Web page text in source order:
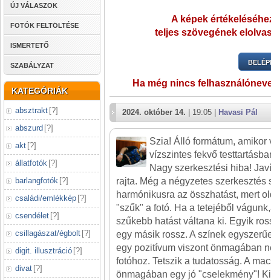
ÚJ VÁLASZOK
FOTÓK FELTÖLTÉSE
ISMERTETŐ
SZABÁLYZAT
KATEGÓRIÁK
absztrakt [?]
abszurd [?]
akt [?]
állatfotók [?]
barlangfotók [?]
családi/emlékkép [?]
csendélet [?]
csillagászat/égbolt [?]
digit. illusztráció [?]
divat [?]
A képek
teljes szövegének
Ha még nincs
2024. október 14. | 19:05 | Havasi Pál
Szia! Álló formátum, amikor
vízszintes fekvő
Nagy szerkesztési hiba!
rajta. Még a négyzetes szerkesztés
harmónikusra az összhatást, mert
"szűk" a fotó. Ha a tetejéből
szűkebb hatást váltana ki. Egyik
egy másik rossz. A színek
egy pozitívum viszont önmagában
fotóhoz. Tetszik a tudatosság. A
önmagában egy jó "cselekmény"!